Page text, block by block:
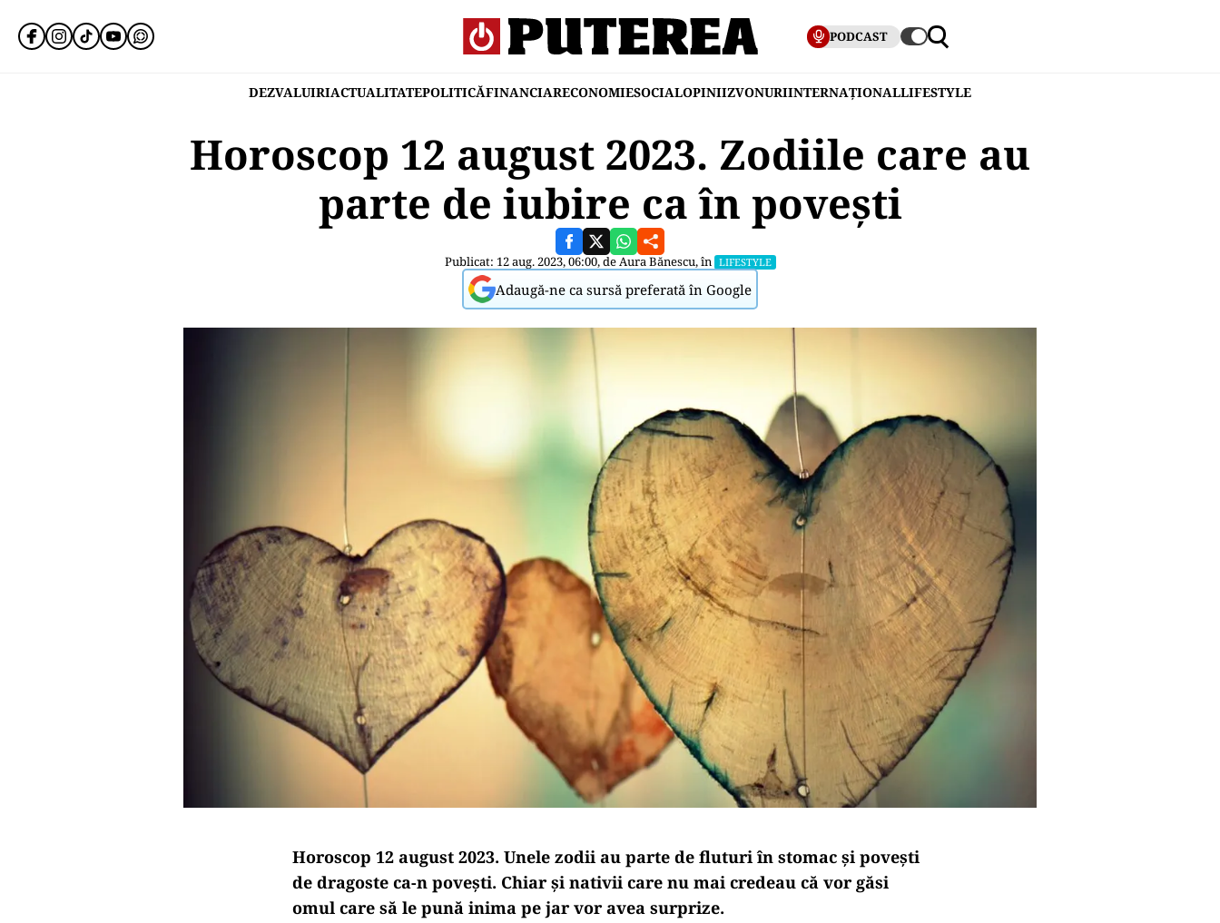
PODCAST
DEZVALUIRIACTUALITATEPOLITICĂFINANCIARECONOMIESOCIALOPINIIZVONURIINTERNAȚIONALLIFESTYLE
Horoscop 12 august 2023. Zodiile care au
parte de iubire ca în poveşti
Publicat: 12 aug. 2023, 06:00, deAura Bănescu, în LIFESTYLE
Adaugă-ne ca sursă preferată în Google
Horoscop 12 august 2023. Unele zodii au parte de fluturi în stomac și povești
de dragoste ca-n povești. Chiar și nativii care nu mai credeau că vor găsi
omul care să le pună inima pe jar vor avea surprize.